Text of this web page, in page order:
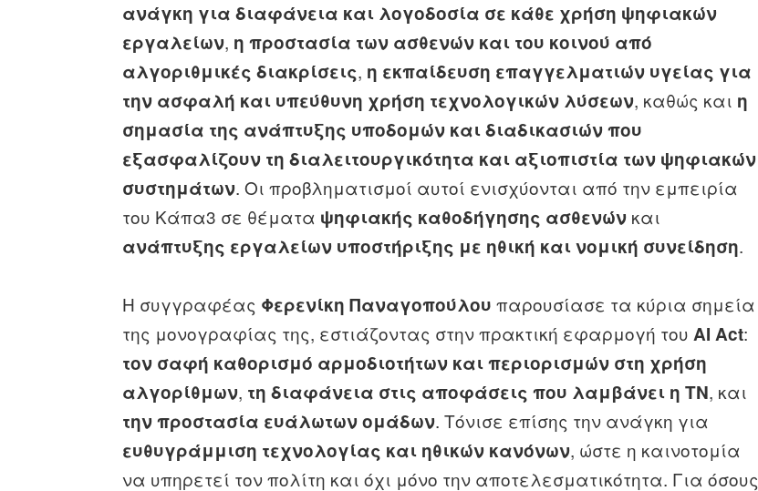
ανάγκη για διαφάνεια και λογοδοσία σε κάθε χρήση ψηφιακών
εργαλείων, η προστασία των ασθενών και του κοινού από
αλγοριθμικές διακρίσεις, η εκπαίδευση επαγγελματιών υγείας για
την ασφαλή και υπεύθυνη χρήση τεχνολογικών λύσεων, καθώς και η
σημασία της ανάπτυξης υποδομών και διαδικασιών που
εξασφαλίζουν τη διαλειτουργικότητα και αξιοπιστία των ψηφιακών
συστημάτων. Οι προβληματισμοί αυτοί ενισχύονται από την εμπειρία
του Κάπα3 σε θέματα ψηφιακής καθοδήγησης ασθενών και
ανάπτυξης εργαλείων υποστήριξης με ηθική και νομική συνείδηση.
Η συγγραφέας Φερενίκη Παναγοπούλου παρουσίασε τα κύρια σημεία
της μονογραφίας της, εστιάζοντας στην πρακτική εφαρμογή του AI Act:
τον σαφή καθορισμό αρμοδιοτήτων και περιορισμών στη χρήση
αλγορίθμων, τη διαφάνεια στις αποφάσεις που λαμβάνει η ΤΝ, και
την προστασία ευάλωτων ομάδων. Τόνισε επίσης την ανάγκη για
ευθυγράμμιση τεχνολογίας και ηθικών κανόνων, ώστε η καινοτομία
να υπηρετεί τον πολίτη και όχι μόνο την αποτελεσματικότητα. Για όσους